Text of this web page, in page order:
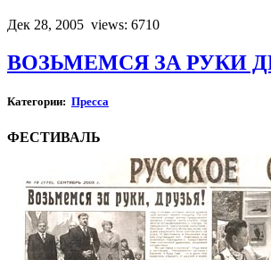
Дек 28, 2005 views: 6710
ВОЗЬМЕМСЯ ЗА РУКИ
Категории: Пресса
ФЕСТИВАЛЬ